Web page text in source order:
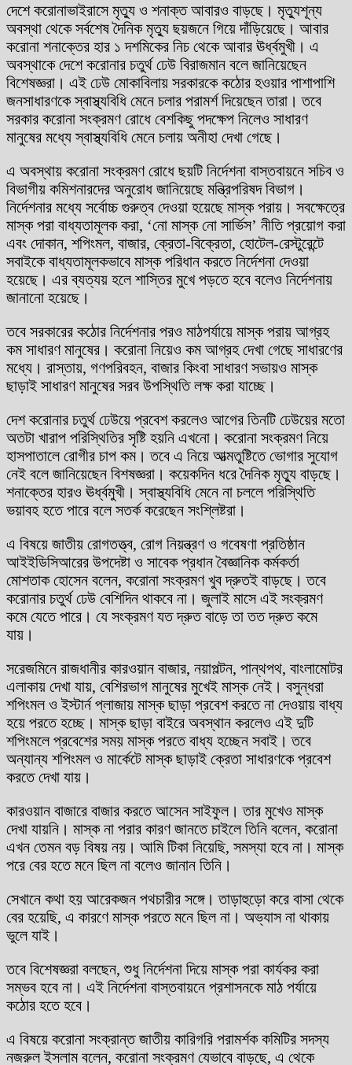
দেশে করোনাভাইরাসে মৃত্যু ও শনাক্ত আবারও বাড়ছে। মৃত্যুশূন্য
অবস্থা থেকে সর্বশেষ দৈনিক মৃত্যু ছয়জনে গিয়ে দাঁড়িয়েছে। আবার
করোনা শনাক্তের হার ১ দশমিকের নিচ থেকে আবার ঊর্ধ্বমুখী। এ
অবস্থাকে দেশে করোনার চতুর্থ ঢেউ বিরাজমান বলে জানিয়েছেন
বিশেষজ্ঞরা। এই ঢেউ মোকাবিলায় সরকারকে কঠোর হওয়ার পাশাপাশি
জনসাধারণকে স্বাস্থ্যবিধি মেনে চলার পরামর্শ দিয়েছেন তারা। তবে
সরকার করোনা সংক্রমণ রোধে বেশকিছু পদক্ষেপ নিলেও সাধারণ
মানুষের মধ্যে স্বাস্থ্যবিধি মেনে চলায় অনীহা দেখা গেছে।
এ অবস্থায় করোনা সংক্রমণ রোধে ছয়টি নির্দেশনা বাস্তবায়নে সচিব ও
বিভাগীয় কমিশনারদের অনুরোধ জানিয়েছে মন্ত্রিপরিষদ বিভাগ।
নির্দেশনার মধ্যে সর্বোচ্চ গুরুত্ব দেওয়া হয়েছে মাস্ক পরায়। সবক্ষেত্রে
মাস্ক পরা বাধ্যতামূলক করা, ‘নো মাস্ক নো সার্ভিস’ নীতি প্রয়োগ করা
এবং দোকান, শপিংমল, বাজার, ক্রেতা-বিক্রেতা, হোটেল-রেস্টুরেন্টে
সবাইকে বাধ্যতামূলকভাবে মাস্ক পরিধান করতে নির্দেশনা দেওয়া
হয়েছে। এর ব্যত্যয় হলে শাস্তির মুখে পড়তে হবে বলেও নির্দেশনায়
জানানো হয়েছে।
তবে সরকারের কঠোর নির্দেশনার পরও মাঠপর্যায়ে মাস্ক পরায় আগ্রহ
কম সাধারণ মানুষের। করোনা নিয়েও কম আগ্রহ দেখা গেছে সাধারণের
মধ্যে। রাস্তায়, গণপরিবহন, বাজার কিংবা সাধারণ সভায়ও মাস্ক
ছাড়াই সাধারণ মানুষের সরব উপস্থিতি লক্ষ করা যাচ্ছে।
দেশ করোনার চতুর্থ ঢেউয়ে প্রবেশ করলেও আগের তিনটি ঢেউয়ের মতো
অতটা খারাপ পরিস্থিতির সৃষ্টি হয়নি এখনো। করোনা সংক্রমণ নিয়ে
হাসপাতালে রোগীর চাপ কম। তবে এ নিয়ে আত্মতুষ্টিতে ভোগার সুযোগ
নেই বলে জানিয়েছেন বিশষজ্ঞরা। কয়েকদিন ধরে দৈনিক মৃত্যু বাড়ছে।
শনাক্তের হারও ঊর্ধ্বমুখী। স্বাস্থ্যবিধি মেনে না চললে পরিস্থিতি
ভয়াবহ হতে পারে বলে সতর্ক করেছেন সংশ্লিষ্টরা।
এ বিষয়ে জাতীয় রোগতত্ত্ব, রোগ নিয়ন্ত্রণ ও গবেষণা প্রতিষ্ঠান
আইইডিসিআরের উপদেষ্টা ও সাবেক প্রধান বৈজ্ঞানিক কর্মকর্তা
মোশতাক হোসেন বলেন, করোনা সংক্রমণ খুব দ্রুতই বাড়ছে। তবে
করোনার চতুর্থ ঢেউ বেশিদিন থাকবে না। জুলাই মাসে এই সংক্রমণ
কমে যেতে পারে। যে সংক্রমণ যত দ্রুত বাড়ে তা তত দ্রুত কমে
যায়।
সরেজমিনে রাজধানীর কারওয়ান বাজার, নয়াপল্টন, পান্থপথ, বাংলামোটর
এলাকায় দেখা যায়, বেশিরভাগ মানুষের মুখেই মাস্ক নেই। বসুন্ধরা
শপিংমল ও ইস্টার্ন প্লাজায় মাস্ক ছাড়া প্রবেশ করতে না দেওয়ায় বাধ্য
হয়ে পরতে হচ্ছে। মাস্ক ছাড়া বাইরে অবস্থান করলেও এই দুটি
শপিংমলে প্রবেশের সময় মাস্ক পরতে বাধ্য হচ্ছেন সবাই। তবে
অন্যান্য শপিংমল ও মার্কেটে মাস্ক ছাড়াই ক্রেতা সাধারণকে প্রবেশ
করতে দেখা যায়।
কারওয়ান বাজারে বাজার করতে আসেন সাইফুল। তার মুখেও মাস্ক
দেখা যায়নি। মাস্ক না পরার কারণ জানতে চাইলে তিনি বলেন, করোনা
এখন তেমন বড় বিষয় নয়। আমি টিকা নিয়েছি, সমস্যা হবে না। মাস্ক
পরে বের হতে মনে ছিল না বলেও জানান তিনি।
সেখানে কথা হয় আরেকজন পথচারীর সঙ্গে। তাড়াহুড়ো করে বাসা থেকে
বের হয়েছি, এ কারণে মাস্ক পরতে মনে ছিল না। অভ্যাস না থাকায়
ভুলে যাই।
তবে বিশেষজ্ঞরা বলছেন, শুধু নির্দেশনা দিয়ে মাস্ক পরা কার্যকর করা
সম্ভব হবে না। এই নির্দেশনা বাস্তবায়নে প্রশাসনকে মাঠ পর্যায়ে
কঠোর হতে হবে।
এ বিষয়ে করোনা সংক্রান্ত জাতীয় কারিগরি পরামর্শক কমিটির সদস্য
নজরুল ইসলাম বলেন, করোনা সংক্রমণ যেভাবে বাড়ছে, এ থেকে